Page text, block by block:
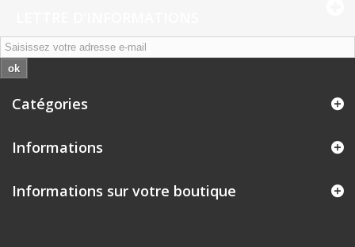
ok
Catégories
Informations
Informations sur votre boutique